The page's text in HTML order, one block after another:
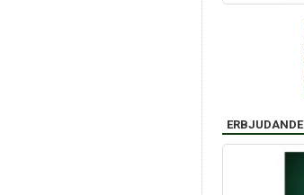
ERBJUDANDE